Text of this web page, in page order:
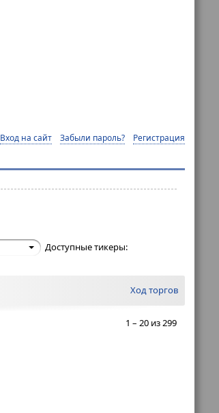
Вход на сайт Забыли пароль? Регистрация
Доступные тикеры:
Ход торгов
1 – 20 из 299